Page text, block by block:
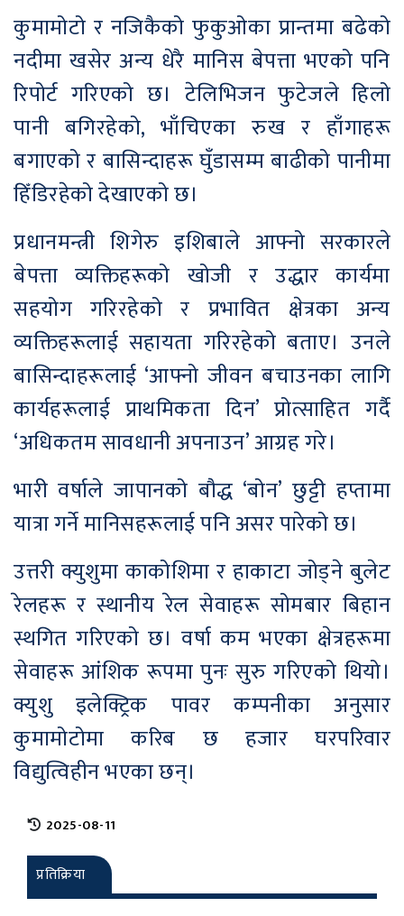
कुमामोटो र नजिकैको फुकुओका प्रान्तमा बढेको
नदीमा खसेर अन्य धेरै मानिस बेपत्ता भएको पनि
रिपोर्ट गरिएको छ। टेलिभिजन फुटेजले हिलो
पानी बगिरहेको, भाँचिएका रुख र हाँगाहरू
बगाएको र बासिन्दाहरू घुँडासम्म बाढीको पानीमा
हिँडिरहेको देखाएको छ।
प्रधानमन्त्री शिगेरु इशिबाले आफ्नो सरकारले
बेपत्ता व्यक्तिहरूको खोजी र उद्धार कार्यमा
सहयोग गरिरहेको र प्रभावित क्षेत्रका अन्य
व्यक्तिहरूलाई सहायता गरिरहेको बताए। उनले
बासिन्दाहरूलाई ‘आफ्नो जीवन बचाउनका लागि
कार्यहरूलाई प्राथमिकता दिन’ प्रोत्साहित गर्दै
‘अधिकतम सावधानी अपनाउन’ आग्रह गरे।
भारी वर्षाले जापानको बौद्ध ‘बोन’ छुट्टी हप्तामा
यात्रा गर्ने मानिसहरूलाई पनि असर पारेको छ।
उत्तरी क्युशुमा काकोशिमा र हाकाटा जोड्ने बुलेट
रेलहरू र स्थानीय रेल सेवाहरू सोमबार बिहान
स्थगित गरिएको छ। वर्षा कम भएका क्षेत्रहरूमा
सेवाहरू आंशिक रूपमा पुनः सुरु गरिएको थियो।
क्युशु इलेक्ट्रिक पावर कम्पनीका अनुसार
कुमामोटोमा करिब छ हजार घरपरिवार
विद्युत्विहीन भएका छन्।
2025-08-11
प्रतिक्रिया